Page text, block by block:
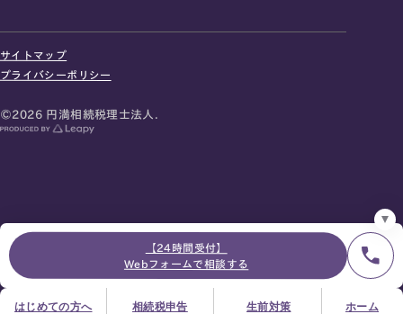
【24時間受付】
Webフォームで相談する
はじめての方へ 相続税申告 生前対策 ホーム
お急ぎの方は電話で面談予約
サイトマップ
プライバシーポリシー
©2026 円満相続税理士法人.